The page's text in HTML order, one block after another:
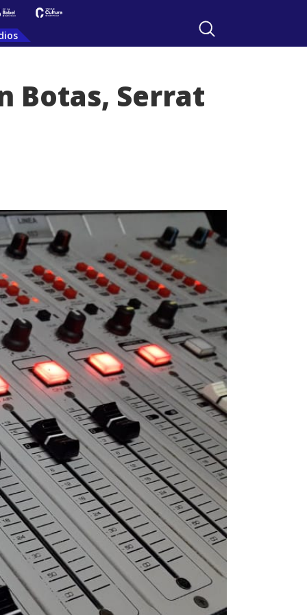
Botas, Serrat